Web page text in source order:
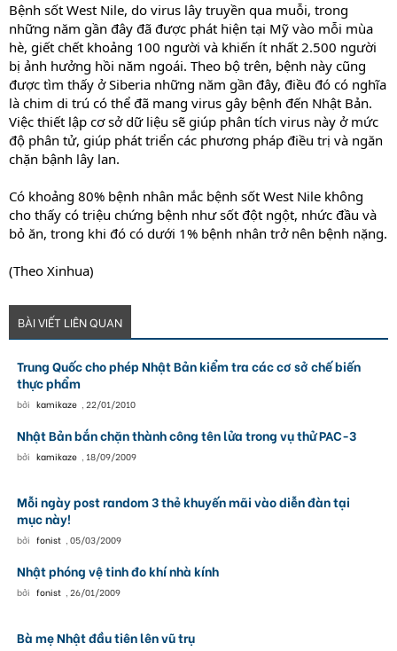
Bệnh sốt West Nile, do virus lây truyền qua muỗi, trong
những năm gần đây đã được phát hiện tại Mỹ vào mỗi mùa
hè, giết chết khoảng 100 người và khiến ít nhất 2.500 người
bị ảnh hưởng hồi năm ngoái. Theo bộ trên, bệnh này cũng
được tìm thấy ở Siberia những năm gần đây, điều đó có nghĩa
là chim di trú có thể đã mang virus gây bệnh đến Nhật Bản.
Việc thiết lập cơ sở dữ liệu sẽ giúp phân tích virus này ở mức
độ phân tử, giúp phát triển các phương pháp điều trị và ngăn
chặn bậnh lây lan.
Có khoảng 80% bệnh nhân mắc bệnh sốt West Nile không
cho thấy có triệu chứng bệnh như sốt đột ngột, nhức đầu và
bỏ ăn, trong khi đó có dưới 1% bệnh nhân trở nên bệnh nặng.
(Theo Xinhua)
BÀI VIẾT LIÊN QUAN
Trung Quốc cho phép Nhật Bản kiểm tra các cơ sở chế biến
thực phẩm
bởi kamikaze , 22/01/2010
Nhật Bản bắn chặn thành công tên lửa trong vụ thử PAC-3
bởi kamikaze , 18/09/2009
Mỗi ngày post random 3 thẻ khuyến mãi vào diễn đàn tại
mục này!
bởi fonist , 05/03/2009
Nhật phóng vệ tinh đo khí nhà kính
bởi fonist , 26/01/2009
Bà mẹ Nhật đầu tiên lên vũ trụ